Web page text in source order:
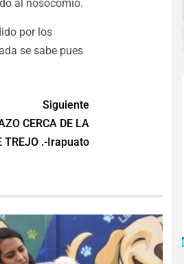
al nosocomio.
por los
se sabe pues
Siguiente
CERCA DE LA
TREJO .-Irapuato